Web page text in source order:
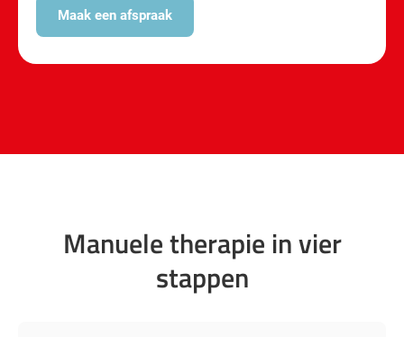
Maak een afspraak
Manuele therapie in vier
stappen